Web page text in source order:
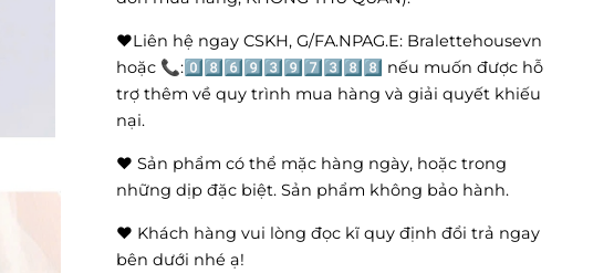
❤️Liên hệ ngay CSKH, G/FA.NPAG.E: Bralettehousevn
hoặc 📞:0️⃣8️⃣6️⃣9️⃣3️⃣9️⃣7️⃣3️⃣8️⃣8️⃣ nếu muốn được hỗ
trợ thêm về quy trình mua hàng và giải quyết khiếu
nại.
❤️ Sản phẩm có thể mặc hàng ngày, hoặc trong
những dịp đặc biệt. Sản phẩm không bảo hành.
❤️ Khách hàng vui lòng đọc kĩ quy định đổi trả ngay
bên dưới nhé ạ!